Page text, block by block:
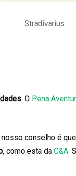
Stradivarius
. O Pena
conselho é
, como esta da C&A.